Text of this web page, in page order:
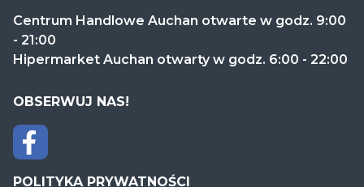
Centrum Handlowe Auchan otwarte w godz. 9:00
- 21:00
Hipermarket Auchan otwarty w godz. 6:00 - 22:00
OBSERWUJ NAS!
POLITYKA PRYWATNOŚCI